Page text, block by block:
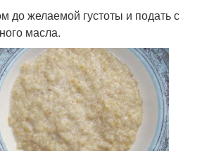
до желаемой густоты и подать с
масла.